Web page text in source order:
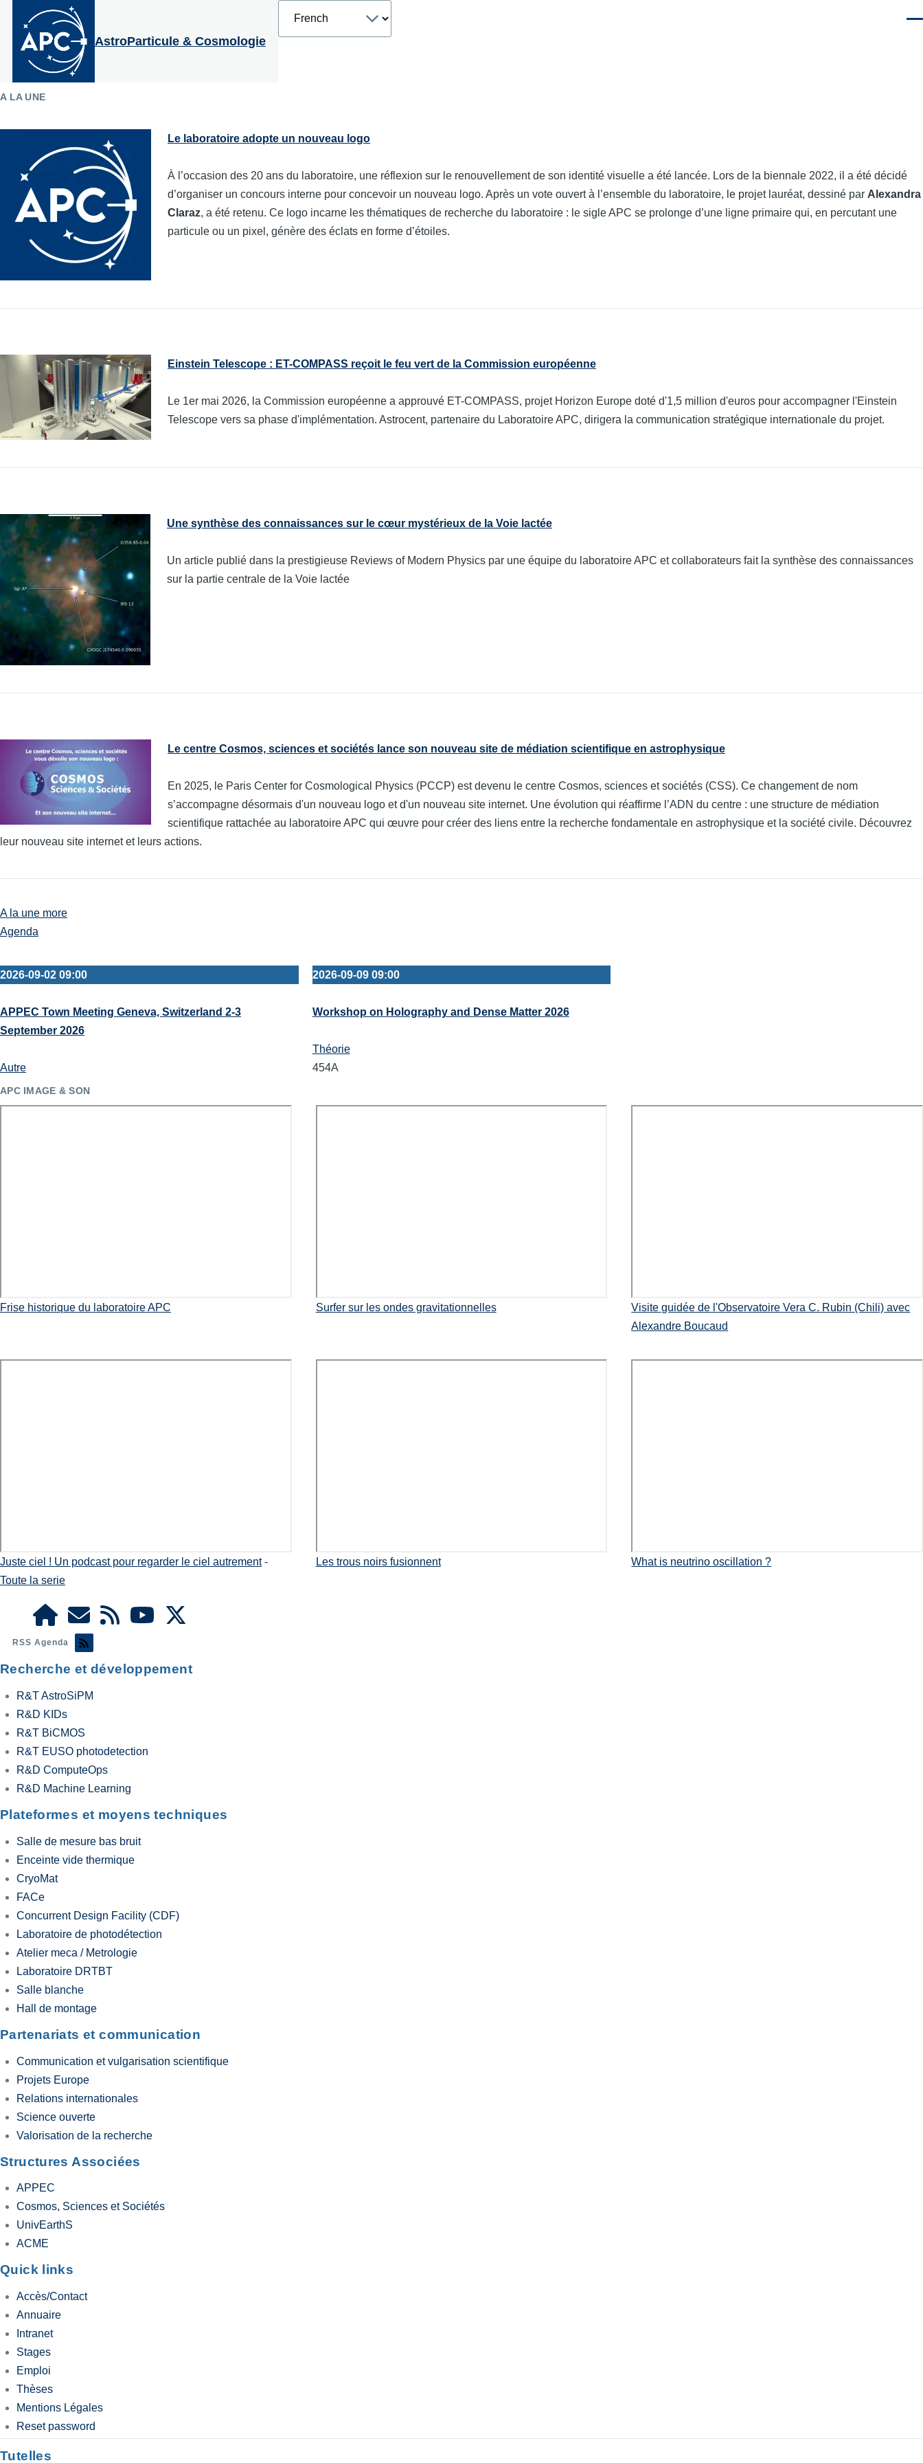
Aller au contenu principal
AstroParticule & Cosmologie
your
A LA UNE
Le laboratoire adopte un nouveau logo
À l’occasion des 20 ans du laboratoire, une réflexion sur le renouvellement de son identité visuelle a été lancée. Lors de la biennale 2022, il a été décidé
d’organiser un concours interne pour concevoir un nouveau logo. Après un vote ouvert à l’ensemble du laboratoire, le projet lauréat, dessiné par Alexandra
Claraz, a été retenu. Ce logo incarne les thématiques de recherche du laboratoire : le sigle APC se prolonge d’une ligne primaire qui, en percutant une
particule ou un pixel, génère des éclats en forme d’étoiles.
Einstein Telescope : ET-COMPASS reçoit le feu vert de la Commission européenne
Le 1er mai 2026, la Commission européenne a approuvé ET-COMPASS, projet Horizon Europe doté d'1,5 million d'euros pour accompagner l'Einstein
Telescope vers sa phase d'implémentation. Astrocent, partenaire du Laboratoire APC, dirigera la communication stratégique internationale du projet.
Une synthèse des connaissances sur le cœur mystérieux de la Voie lactée
Un article publié dans la prestigieuse Reviews of Modern Physics par une équipe du laboratoire APC et collaborateurs fait la synthèse des connaissances
sur la partie centrale de la Voie lactée
Le centre Cosmos, sciences et sociétés lance son nouveau site de médiation scientifique en astrophysique
En 2025, le Paris Center for Cosmological Physics (PCCP) est devenu le centre Cosmos, sciences et sociétés (CSS). Ce changement de nom
s’accompagne désormais d'un nouveau logo et d'un nouveau site internet. Une évolution qui réaffirme l’ADN du centre : une structure de médiation
scientifique rattachée au laboratoire APC qui œuvre pour créer des liens entre la recherche fondamentale en astrophysique et la société civile. Découvrez
leur nouveau site internet et leurs actions.
A la une more
Agenda
2026-09-02 09:00
APPEC Town Meeting Geneva, Switzerland 2-3
September 2026
Autre
2026-09-09 09:00
Workshop on Holography and Dense Matter 2026
Théorie
454A
APC IMAGE & SON
Frise historique du laboratoire APC Surfer sur les ondes gravitationnelles
Visite guidée de l'Observatoire Vera C. Rubin (Chili) avec
Alexandre Boucaud
Juste ciel ! Un podcast pour regarder le ciel autrement-
Toute la serie
Les trous noirs fusionnent What is neutrino oscillation ?
RSS Agenda
Recherche et développement
R&T AstroSiPM
R&D KIDs
R&T BiCMOS
R&T EUSO photodetection
R&D ComputeOps
R&D Machine Learning
Plateformes et moyens techniques
Salle de mesure bas bruit
Enceinte vide thermique
CryoMat
FACe
Concurrent Design Facility (CDF)
Laboratoire de photodétection
Atelier meca / Metrologie
Laboratoire DRTBT
Salle blanche
Hall de montage
Partenariats et communication
Communication et vulgarisation scientifique
Projets Europe
Relations internationales
Science ouverte
Valorisation de la recherche
Structures Associées
APPEC
Cosmos, Sciences et Sociétés
UnivEarthS
ACME
Quick links
Accès/Contact
Annuaire
Intranet
Stages
Emploi
Thèses
Mentions Légales
Reset password
Tutelles